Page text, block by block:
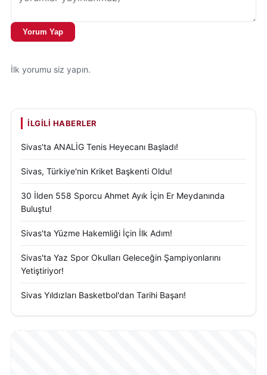
Yorum Yap
İlk yorumu siz yapın.
İLGILI HABERLER
Sivas'ta ANALİG Tenis Heyecanı Başladı!
Sivas, Türkiye'nin Kriket Başkenti Oldu!
30 İlden 558 Sporcu Ahmet Ayık İçin Er Meydanında
Buluştu!
Sivas'ta Yüzme Hakemliği İçin İlk Adım!
Sivas'ta Yaz Spor Okulları Geleceğin Şampiyonlarını
Yetiştiriyor!
Sivas Yıldızları Basketbol'dan Tarihi Başarı!